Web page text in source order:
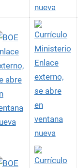
nueva
abre
Enlace
externo,
se abre
en
ventana
nueva